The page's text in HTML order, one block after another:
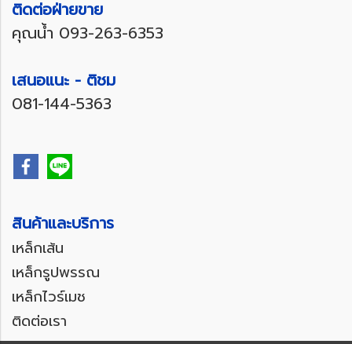
ติดต่อฝ่ายขาย
คุณน้ำ 093-263-6353
เสนอแนะ - ติชม
081-144-5363
สินค้าและบริการ
เหล็กเส้น
เหล็กรูปพรรณ
เหล็กไวร์เมช
ติดต่อเรา